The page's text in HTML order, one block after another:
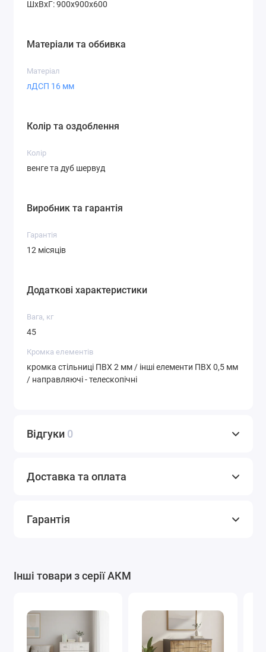
ШхВхГ: 900х900х600
Матеріали та оббивка
Матеріал
лДСП 16 мм
Колір та оздоблення
Колір
венге та дуб шервуд
Виробник та гарантія
Гарантія
12 місяців
Додаткові характеристики
Вага, кг
45
Кромка елементів
кромка стільниці ПВХ 2 мм / інші елементи ПВХ 0,5 мм
/ направляючі - телескопічні
Відгуки 0
Доставка та оплата
Гарантія
Інші товари з серії АКМ